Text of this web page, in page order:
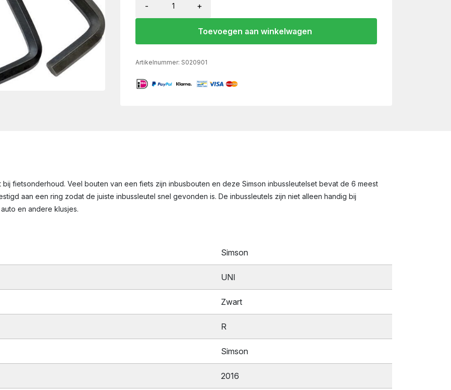
- +
Toevoegen aan winkelwagen
Artikelnummer: S020901
fietsonderhoud. Veel bouten van een fiets zijn inbusbouten en deze Simson inbussleutelset bevat de 6 meest
aan een ring zodat de juiste inbussleutel snel gevonden is. De inbussleutels zijn niet alleen handig bij
en andere klusjes.
Simson
UNI
Zwart
R
Simson
2016